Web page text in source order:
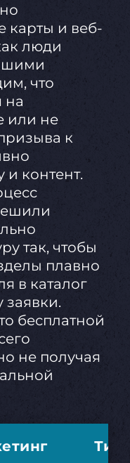
карты и веб-
люди
что
на
или не
к
и контент.
так, чтобы
плавно
в каталог
бесплатной
не получая